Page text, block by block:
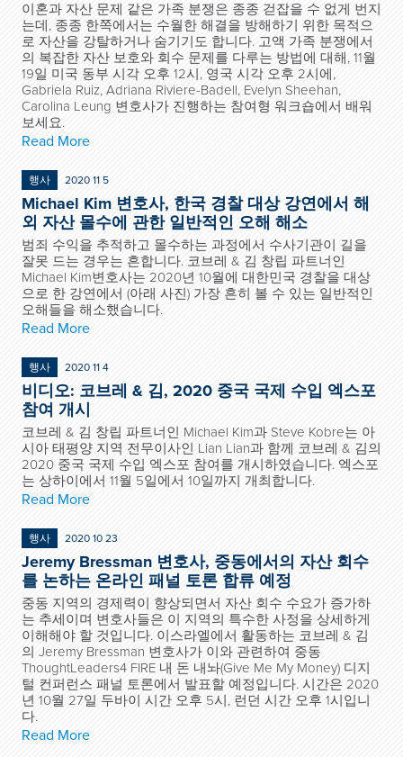
이혼과 자산 문제 같은 가족 분쟁은 종종 걷잡을 수 없게 번지
는데, 종종 한쪽에서는 수월한 해결을 방해하기 위한 목적으
로 자산을 강탈하거나 숨기기도 합니다. 고액 가족 분쟁에서
의 복잡한 자산 보호와 회수 문제를 다루는 방법에 대해, 11월
19일 미국 동부 시각 오후 12시, 영국 시각 오후 2시에,
Gabriela Ruiz, Adriana Riviere-Badell, Evelyn Sheehan,
Carolina Leung 변호사가 진행하는 참여형 워크숍에서 배워
보세요.
Read More
행사 2020 11 5
Michael Kim 변호사, 한국 경찰 대상 강연에서 해
외 자산 몰수에 관한 일반적인 오해 해소
범죄 수익을 추적하고 몰수하는 과정에서 수사기관이 길을
잘못 드는 경우는 흔합니다. 코브레 & 김 창립 파트너인
Michael Kim변호사는 2020년 10월에 대한민국 경찰을 대상
으로 한 강연에서 (아래 사진) 가장 흔히 볼 수 있는 일반적인
오해들을 해소했습니다.
Read More
행사 2020 11 4
비디오: 코브레 & 김, 2020 중국 국제 수입 엑스포
참여 개시
코브레 & 김 창립 파트너인 Michael Kim과 Steve Kobre는 아
시아 태평양 지역 전무이사인 Lian Lian과 함께 코브레 & 김의
2020 중국 국제 수입 엑스포 참여를 개시하였습니다. 엑스포
는 상하이에서 11월 5일에서 10일까지 개최합니다.
Read More
행사 2020 10 23
Jeremy Bressman 변호사, 중동에서의 자산 회수
를 논하는 온라인 패널 토론 합류 예정
중동 지역의 경제력이 향상되면서 자산 회수 수요가 증가하
는 추세이며 변호사들은 이 지역의 특수한 사정을 상세하게
이해해야 할 것입니다. 이스라엘에서 활동하는 코브레 & 김
의 Jeremy Bressman 변호사가 이와 관련하여 중동
ThoughtLeaders4 FIRE 내 돈 내놔(Give Me My Money) 디지
털 컨퍼런스 패널 토론에서 발표할 예정입니다. 시간은 2020
년 10월 27일 두바이 시간 오후 5시, 런던 시간 오후 1시입니
다.
Read More